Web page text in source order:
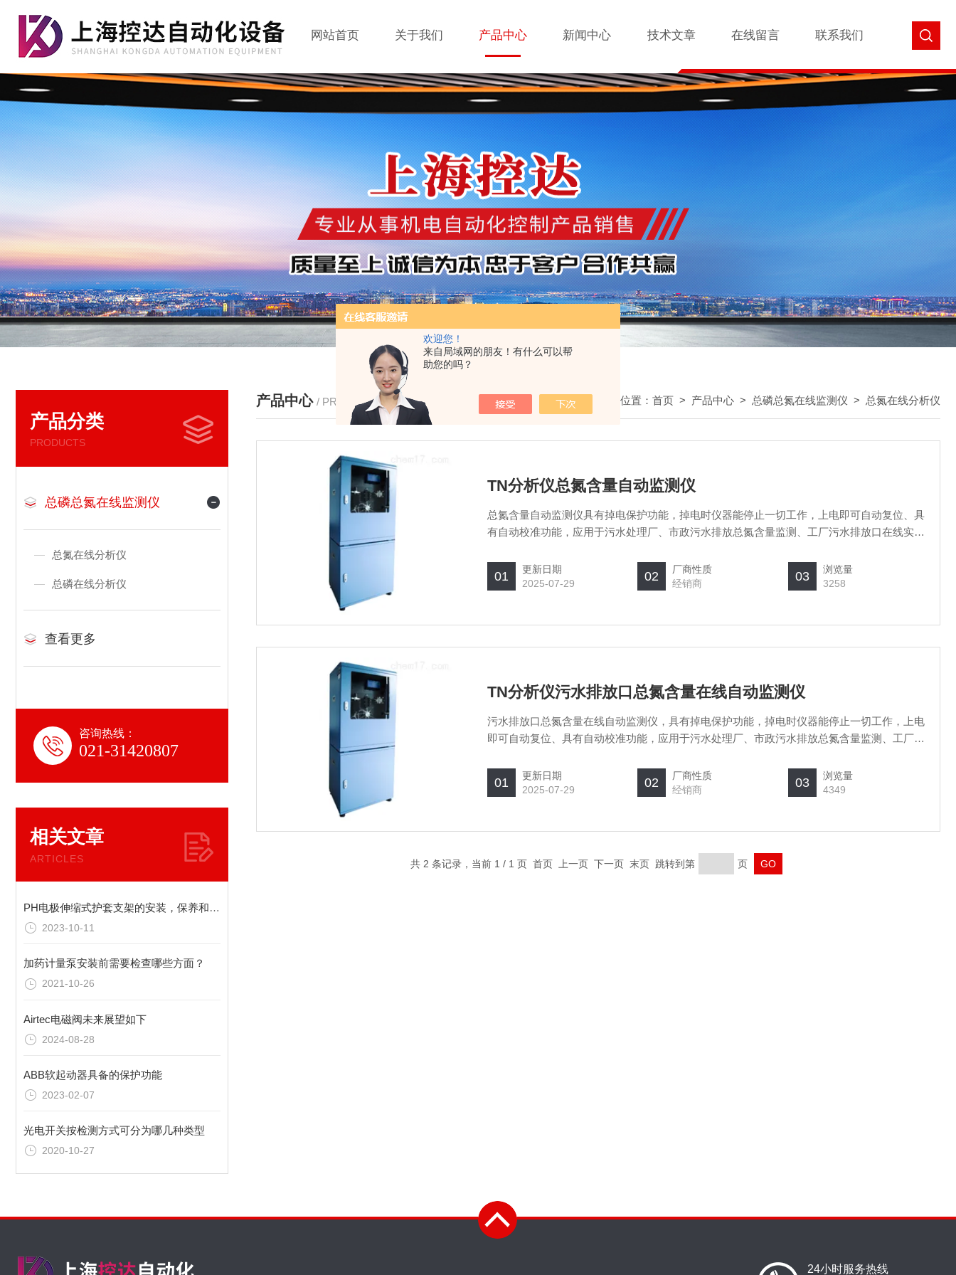
欢迎您！
来自局域网的朋友！有什么可以帮
助您的吗？
网站首页 关于我们 产品中心 新闻中心 技术文章 在线留言 联系我们
产品分类
PRODUCTS
总磷总氮在线监测仪
总氮在线分析仪
总磷在线分析仪
查看更多
咨询热线：
021-31420807
相关文章
ARTICLES
PH电极伸缩式护套支架的安装，保养和存放注意事项
2023-10-11
加药计量泵安装前需要检查哪些方面？
2021-10-26
Airtec电磁阀未来展望如下
2024-08-28
ABB软起动器具备的保护功能
2023-02-07
光电开关按检测方式可分为哪几种类型
2020-10-27
产品中心 / PRODUCTS 我的位置： 首页 > 产品中心 > 总磷总氮在线监测仪 > 总氮在线分析仪
TN分析仪总氮含量自动监测仪
总氮含量自动监测仪具有掉电保护功能，掉电时仪器能停止一切工作，上电即可自动复位、具
有自动校准功能，应用于污水处理厂、市政污水排放总氮含量监测、工厂污水排放口在线实时
01
更新日期
2025-07-29
02
厂商性质
经销商
03
浏览量
3258
TN分析仪污水排放口总氮含量在线自动监测仪
污水排放口总氮含量在线自动监测仪，具有掉电保护功能，掉电时仪器能停止一切工作，上电
即可自动复位、具有自动校准功能，应用于污水处理厂、市政污水排放总氮含量监测、工厂污
01
更新日期
2025-07-29
02
厂商性质
经销商
03
浏览量
4349
共 2 条记录，当前 1 / 1 页 首页 上一页 下一页 末页 跳转到第 页
24小时服务热线